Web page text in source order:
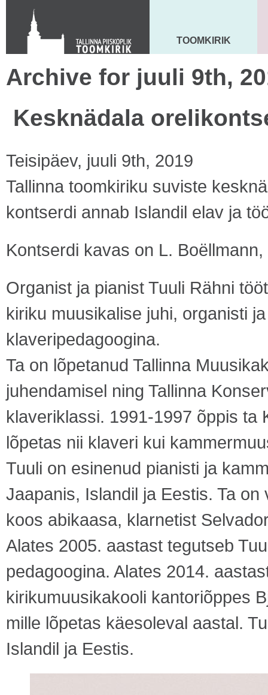
KONTAKT
Toom-Kooli 6, 10130 TALLINN
tallinna.toom@eelk.ee
MAARJA KIRIK
TOOMKIRIK
Archive for juuli 9th,
Kesknädala
Teisipäev, juuli 9th, 2019
Tallinna toomkiriku suviste
kontserdi annab Islandil elav ja
Kontserdi kavas on L.
Organist ja pianist Tuuli Rähni
kiriku muusikalise juhi, organisti
klaveripedagoogina.
Ta on lõpetanud Tallinna
juhendamisel ning Tallinna
klaveriklassi. 1991-1997 õppis ta
lõpetas nii klaveri kui
Tuuli on esinenud pianisti ja
Jaapanis, Islandil ja Eestis. Ta
koos abikaasa, klarnetist
Alates 2005. aastast tegutseb
pedagoogina. Alates 2014.
kirikumuusikakooli kantoriõppes
mille lõpetas käesoleval aastal.
Islandil ja Eestis.